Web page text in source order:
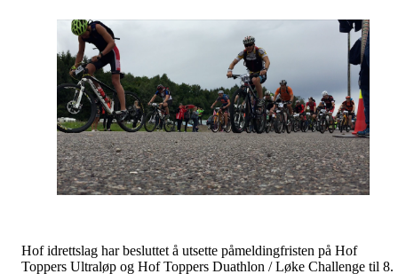
Hof idrettslag har besluttet å utsette påmeldingfristen på Hof
Toppers Ultraløp og Hof Toppers Duathlon / Løke Challenge til 8.